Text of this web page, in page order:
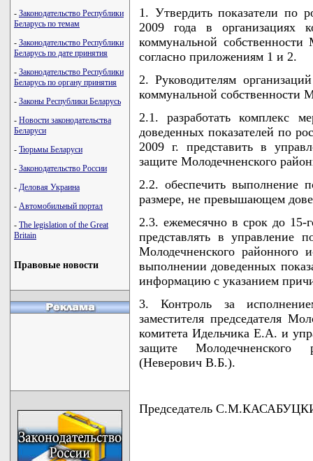
- Законодательство Республики
Беларусь по темам
- Законодательство Республики
Беларусь по дате принятия
- Законодательство Республики
Беларусь по органу принятия
- Законы Республики Беларусь
- Новости законодательства
Беларуси
- Тюрьмы Беларуси
- Законодательство России
- Деловая Украина
- Автомобильный портал
- The legislation of the Great
Britain
Правовые новости
1. Утвердить показатели по
2009 года в организациях
коммунальной
согласно приложениям 1 и 2.
2. Руководителям
коммунальной собственности
2.1. разработать комплекс
доведенных показателей по
2009 г. представить в
защите Молодечненского
2.2. обеспечить выполнение
размере, не превышающем
2.3. ежемесячно в срок до 15-
представлять в управление
Молодечненского районного
выполнении доведенных
информацию с указанием
3. Контроль за
заместителя председателя
комитета Идельчика Е.А. и
защите Молодечненского
(Неверович В.Б.).
Председатель